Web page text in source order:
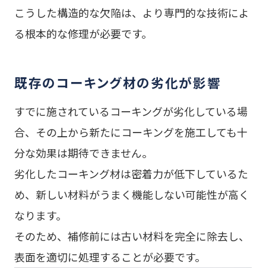
こうした構造的な欠陥は、より専門的な技術によ
る根本的な修理が必要です。
既存のコーキング材の劣化が影響
すでに施されているコーキングが劣化している場
合、その上から新たにコーキングを施工しても十
分な効果は期待できません。
劣化したコーキング材は密着力が低下しているた
め、新しい材料がうまく機能しない可能性が高く
なります。
そのため、補修前には古い材料を完全に除去し、
表面を適切に処理することが必要です。